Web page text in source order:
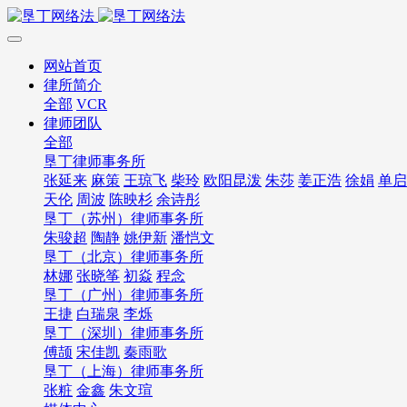
网站首页
律所简介
全部 VCR
律师团队
全部
垦丁律师事务所
张延来 麻策 王琼飞 柴玲 欧阳昆泼 朱莎 姜正浩 徐娟 单
天伦 周波 陈映杉 余诗彤
垦丁（苏州）律师事务所
朱骏超 陶静 姚伊新 潘恺文
垦丁（北京）律师事务所
林娜 张晓筝 初焱 程念
垦丁（广州）律师事务所
王捷 白瑞泉 李烁
垦丁（深圳）律师事务所
傅颉 宋佳凯 秦雨歌
垦丁（上海）律师事务所
张粧 金鑫 朱文瑄